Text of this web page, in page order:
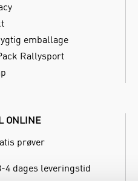
emballage
Rallysport
ONLINE
prøver
4 dages leveringstid